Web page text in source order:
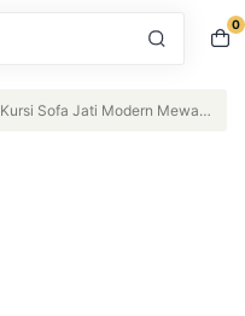
0
Kursi Sofa Jati Modern Mewah